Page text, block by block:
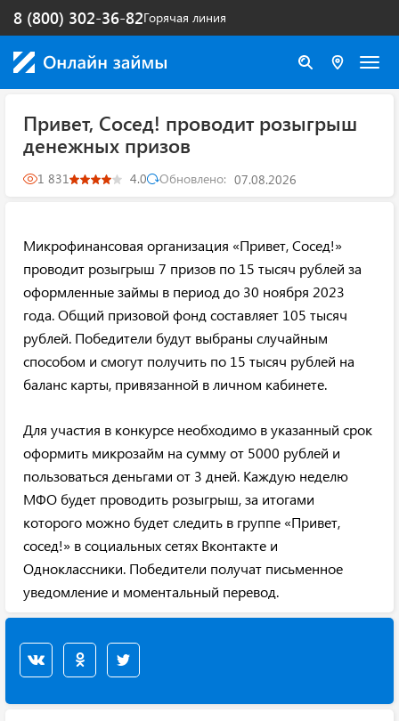
Горячая линия
8 (800) 302-36-82
Привет, Сосед! проводит розыгрыш
денежных призов
1 831 4.0 Обновлено: 07.08.2026
Микрофинансовая организация «Привет, Сосед!»
проводит розыгрыш 7 призов по 15 тысяч рублей за
оформленные займы в период до 30 ноября 2023
года. Общий призовой фонд составляет 105 тысяч
рублей. Победители будут выбраны случайным
способом и смогут получить по 15 тысяч рублей на
баланс карты, привязанной в личном кабинете.
Для участия в конкурсе необходимо в указанный срок
оформить микрозайм на сумму от 5000 рублей и
пользоваться деньгами от 3 дней. Каждую неделю
МФО будет проводить розыгрыш, за итогами
которого можно будет следить в группе «Привет,
сосед!» в социальных сетях Вконтакте и
Одноклассники. Победители получат письменное
уведомление и моментальный перевод.